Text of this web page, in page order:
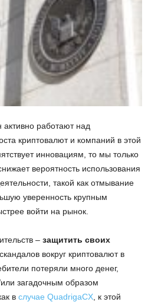
активно работают над
криптовалют и компаний в этой
инновациям, то мы только
вероятность использования
такой как отмывание
уверенность крупным
войти на рынок.
– защитить своих
вокруг криптовалют в
потеряли много денег,
загадочным образом
в случае QuadrigaCX , к этой